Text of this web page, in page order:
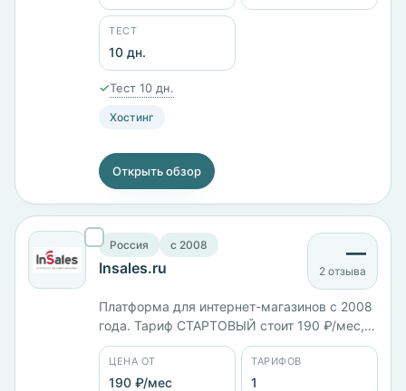
с 8 ядрами и диском на 240 ГБ — 3521 ₽/
мес. Тест 10 дней.
ТЕСТ
10 дн.
✓Тест 10 дн.
Хостинг
Открыть обзор
Россия c 2008
Insales.ru
—
2 отзыва
Платформа для интернет-магазинов с 2008
года. Тариф СТАРТОВЫЙ стоит 190 ₽/мес,
объём диска не указан. Серверы в России,
Беларуси, Казахстане, США и Украине,
тестовый период 14 дней.
ЦЕНА ОТ
190 ₽/мес
ТАРИФОВ
1